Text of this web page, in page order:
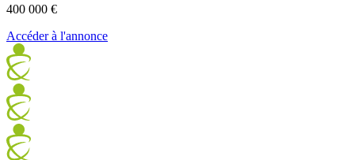
400 000 €
Accéder à l'annonce